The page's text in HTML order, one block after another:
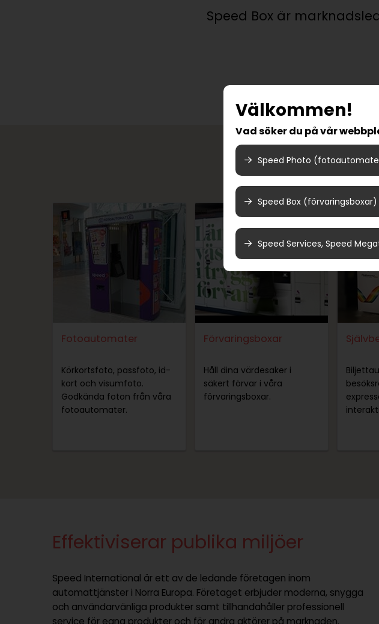
Välkommen!
Vad söker du på vår
Speed Photo
Speed Box (förvaringsboxar)
Speed Services, Speed
Speed Photo är
Våra
Fotoautomater
Körkortsfoto, passfoto, id-
kort och visumfoto.
Godkända foton från våra
fotoautomater.
Förvaringsboxar
Håll dina värdesaker i
säkert förvar i våra
förvaringsboxar.
Effektiviserar publika miljöer
Speed International är ett av de ledande företagen inom
automattjänster i Norra Europa. Företaget erbjuder moderna, snygga
och användarvänliga produkter samt tillhandahåller professionell
service för egna produkter och för andra aktörer på marknaden.